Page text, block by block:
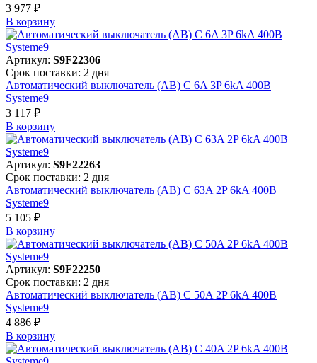
3 977 ₽
В корзинy
Артикул: S9F22306
Срок поставки: 2 дня
Автоматический выключатель (АВ) C 6A 3P 6kA 400В
Systeme9
3 117 ₽
В корзинy
Артикул: S9F22263
Срок поставки: 2 дня
Автоматический выключатель (АВ) C 63A 2P 6kA 400В
Systeme9
5 105 ₽
В корзинy
Артикул: S9F22250
Срок поставки: 2 дня
Автоматический выключатель (АВ) C 50A 2P 6kA 400В
Systeme9
4 886 ₽
В корзинy